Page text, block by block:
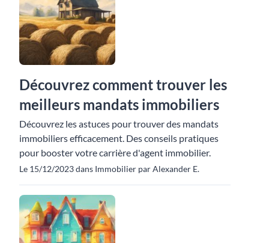
Découvrez comment trouver les
meilleurs mandats immobiliers
Découvrez les astuces pour trouver des mandats
immobiliers efficacement. Des conseils pratiques
pour booster votre carrière d'agent immobilier.
Le 15/12/2023 dans Immobilier par Alexander E.